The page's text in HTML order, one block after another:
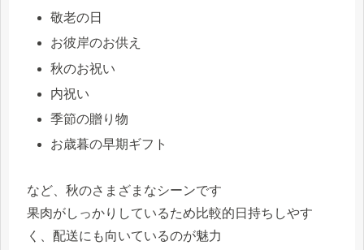
敬老の日
お彼岸のお供え
秋のお祝い
内祝い
季節の贈り物
お歳暮の早期ギフト
など、秋のさまざまなシーンです
果肉がしっかりしているため比較的日持ちしやす
く、配送にも向いているのが魅力